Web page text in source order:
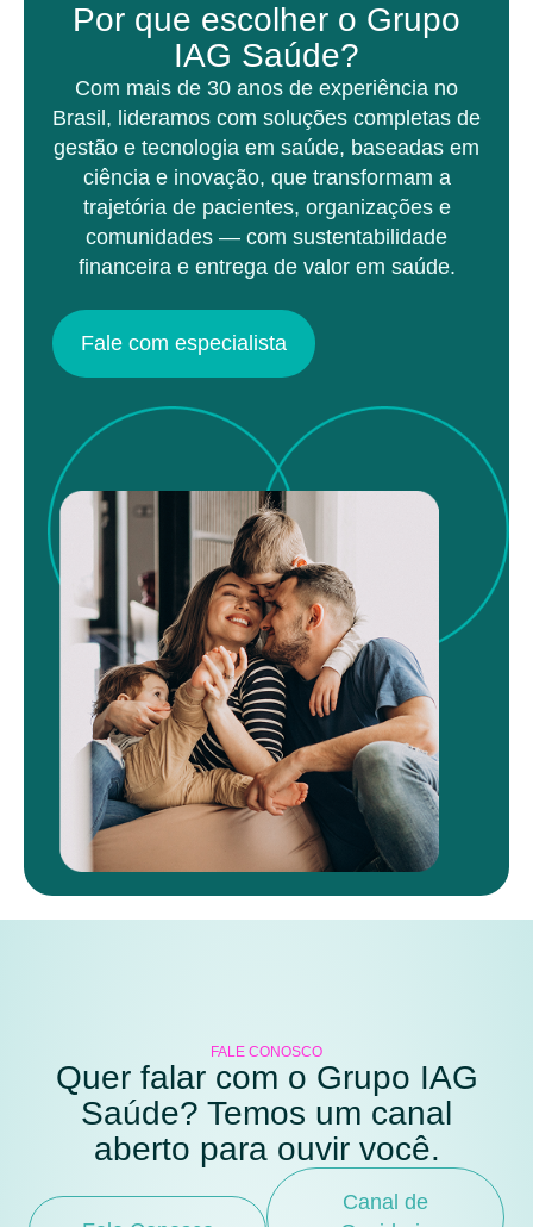
Por que escolher o Grupo
IAG Saúde?
Com mais de 30 anos de experiência no
Brasil, lideramos com soluções completas de
gestão e tecnologia em saúde, baseadas em
ciência e inovação, que transformam a
trajetória de pacientes, organizações e
comunidades — com sustentabilidade
financeira e entrega de valor em saúde.
Fale com especialista
FALE CONOSCO
Quer falar com o Grupo IAG
Saúde? Temos um canal
aberto para ouvir você.
Canal de